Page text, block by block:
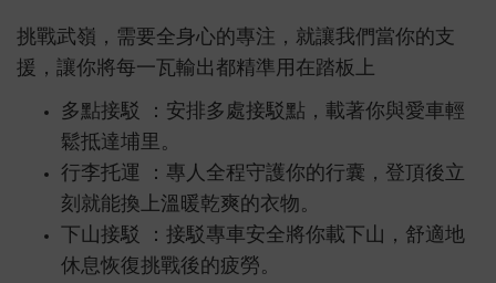
挑戰武嶺，需要全身心的專注，就讓我們當你的支
援，讓你將每一瓦輸出都精準用在踏板上
多點接駁 ：安排多處接駁點，載著你與愛車輕
鬆抵達埔里。
行李托運 ：專人全程守護你的行囊，登頂後立
刻就能換上溫暖乾爽的衣物。
下山接駁 ：接駁專車安全將你載下山，舒適地
休息恢復挑戰後的疲勞。